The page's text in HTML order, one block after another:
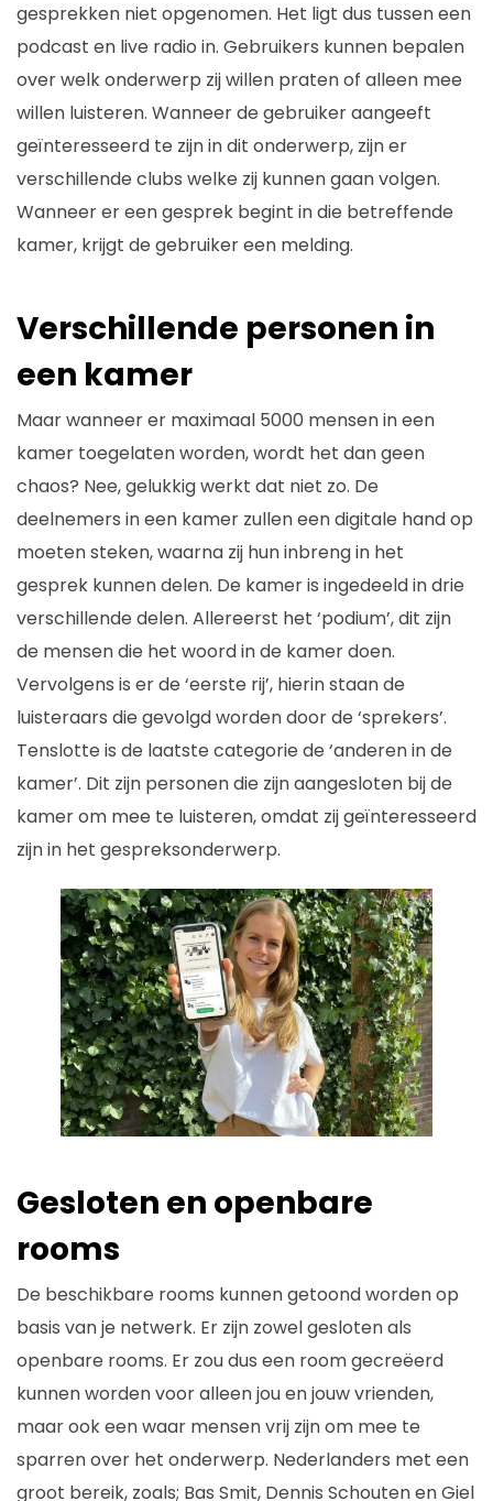
gesprekken niet opgenomen. Het ligt dus tussen een
podcast en live radio in. Gebruikers kunnen bepalen
over welk onderwerp zij willen praten of alleen mee
willen luisteren. Wanneer de gebruiker aangeeft
geïnteresseerd te zijn in dit onderwerp, zijn er
verschillende clubs welke zij kunnen gaan volgen.
Wanneer er een gesprek begint in die betreffende
kamer, krijgt de gebruiker een melding.
Verschillende personen in
een kamer
Maar wanneer er maximaal 5000 mensen in een
kamer toegelaten worden, wordt het dan geen
chaos? Nee, gelukkig werkt dat niet zo. De
deelnemers in een kamer zullen een digitale hand op
moeten steken, waarna zij hun inbreng in het
gesprek kunnen delen. De kamer is ingedeeld in drie
verschillende delen. Allereerst het ‘podium’, dit zijn
de mensen die het woord in de kamer doen.
Vervolgens is er de ‘eerste rij’, hierin staan de
luisteraars die gevolgd worden door de ‘sprekers’.
Tenslotte is de laatste categorie de ‘anderen in de
kamer’. Dit zijn personen die zijn aangesloten bij de
kamer om mee te luisteren, omdat zij geïnteresseerd
zijn in het gespreksonderwerp.
Gesloten en openbare
rooms
De beschikbare rooms kunnen getoond worden op
basis van je netwerk. Er zijn zowel gesloten als
openbare rooms. Er zou dus een room gecreëerd
kunnen worden voor alleen jou en jouw vrienden,
maar ook een waar mensen vrij zijn om mee te
sparren over het onderwerp. Nederlanders met een
groot bereik, zoals; Bas Smit, Dennis Schouten en Giel